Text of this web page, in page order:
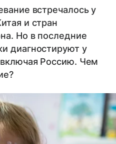
встречалось у
и стран
Но в последние
диагностируют у
Россию. Чем